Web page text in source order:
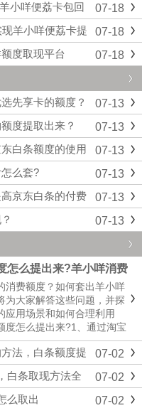
07-18
小咩便荔卡包回
07-18
羊小咩便荔卡提
07-18
度取现平台
07-13
先享卡的额度？
07-13
度提取出来？
07-13
白条额度的使用
07-13
么套?
07-13
京东白条的付费
07-13
怎么提出来?羊小咩消费
消费额度？如何套出羊小咩
为大家解答这些问题，并探
应用场景和如何合理利用
度怎么提出来?1、通过淘宝
朋友有开淘宝店，那么可以
享花卡，在朋友商店使用享
后朋友再将刷出的金额以转
用户，那...
07-02
法，白条额度提
07-02
白条取现方法全
07-02
么取出